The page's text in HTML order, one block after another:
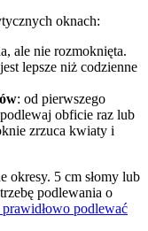
oknach:
ale nie rozmoknięta.
lepsze niż codzienne
: od pierwszego
obficie raz lub
zrzuca kwiaty i
okresy. 5 cm słomy lub
podlewania o
podlewać